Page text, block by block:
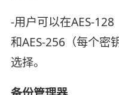
-用户可以在AES-128
和AES-256（每个密
选择。